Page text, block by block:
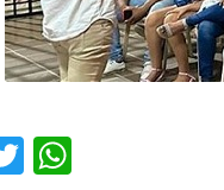
Twitter